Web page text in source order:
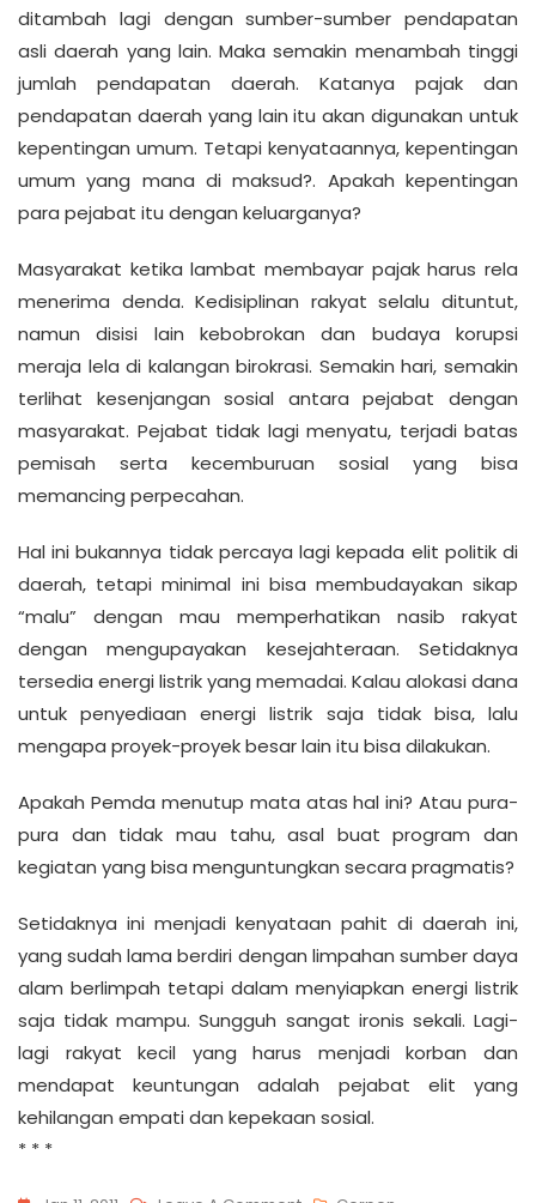
ditambah lagi dengan sumber-sumber pendapatan
asli daerah yang lain. Maka semakin menambah tinggi
jumlah pendapatan daerah. Katanya pajak dan
pendapatan daerah yang lain itu akan digunakan untuk
kepentingan umum. Tetapi kenyataannya, kepentingan
umum yang mana di maksud?. Apakah kepentingan
para pejabat itu dengan keluarganya?
Masyarakat ketika lambat membayar pajak harus rela
menerima denda. Kedisiplinan rakyat selalu dituntut,
namun disisi lain kebobrokan dan budaya korupsi
meraja lela di kalangan birokrasi. Semakin hari, semakin
terlihat kesenjangan sosial antara pejabat dengan
masyarakat. Pejabat tidak lagi menyatu, terjadi batas
pemisah serta kecemburuan sosial yang bisa
memancing perpecahan.
Hal ini bukannya tidak percaya lagi kepada elit politik di
daerah, tetapi minimal ini bisa membudayakan sikap
“malu” dengan mau memperhatikan nasib rakyat
dengan mengupayakan kesejahteraan. Setidaknya
tersedia energi listrik yang memadai. Kalau alokasi dana
untuk penyediaan energi listrik saja tidak bisa, lalu
mengapa proyek-proyek besar lain itu bisa dilakukan.
Apakah Pemda menutup mata atas hal ini? Atau pura-
pura dan tidak mau tahu, asal buat program dan
kegiatan yang bisa menguntungkan secara pragmatis?
Setidaknya ini menjadi kenyataan pahit di daerah ini,
yang sudah lama berdiri dengan limpahan sumber daya
alam berlimpah tetapi dalam menyiapkan energi listrik
saja tidak mampu. Sungguh sangat ironis sekali. Lagi-
lagi rakyat kecil yang harus menjadi korban dan
mendapat keuntungan adalah pejabat elit yang
kehilangan empati dan kepekaan sosial.
* * *